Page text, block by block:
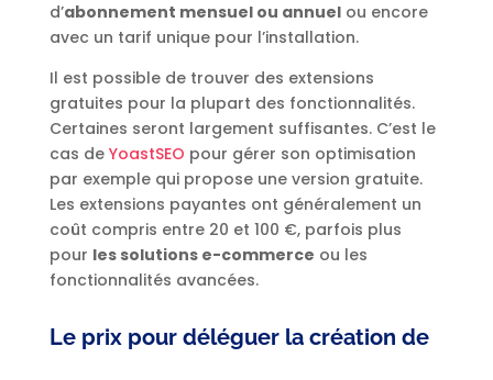
d’abonnement mensuel ou annuelou encore
avec un tarif unique pour l’installation.
Il est possible de trouver des extensions
gratuites pour la plupart des fonctionnalités.
Certaines seront largement suffisantes. C’est le
cas de YoastSEO pour gérer son optimisation
par exemple qui propose une version gratuite.
Les extensions payantes ont généralement un
coût compris entre 20 et 100 €, parfois plus
pour les solutions e-commerce ou les
fonctionnalités avancées.
Le prix pour déléguer la création de